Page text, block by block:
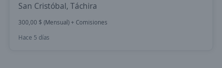
San Cristóbal, Táchira
300,00 $ (Mensual) + Comisiones
Hace 5 días